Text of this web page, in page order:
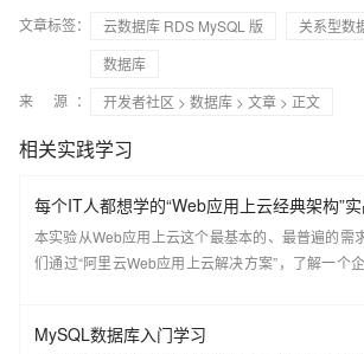
文章标签： 云数据库 RDS MySQL 版 关系型数
数据库
来 源：
开发者社区 > 数据库 > 文章 > 正文
相关实践学习
每个IT人都想学的“Web应用上云经典架构”
本实验从Web应用上云这个最基本的、最普遍的需
们通过“阿里云Web应用上云解决方案”，了解一个
MySQL数据库入门学习